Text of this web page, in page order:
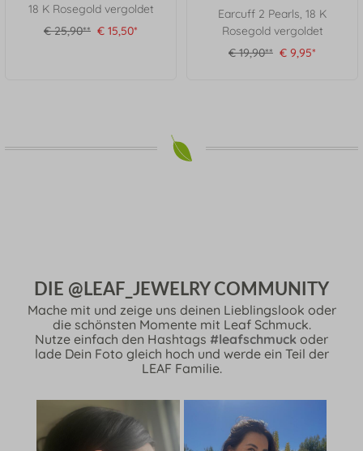
18 K Rosegold vergoldet
€ 25,90** € 15,50*
Earcuff 2 Pearls, 18 K
Rosegold vergoldet
€ 19,90** € 9,95*
DIE @LEAF_JEWELRY COMMUNITY
Mache mit und zeige uns deinen Lieblingslook oder
die schönsten Momente mit Leaf Schmuck.
Nutze einfach den Hashtags #leafschmuck oder
lade Dein Foto gleich hoch und werde ein Teil der
LEAF Familie.